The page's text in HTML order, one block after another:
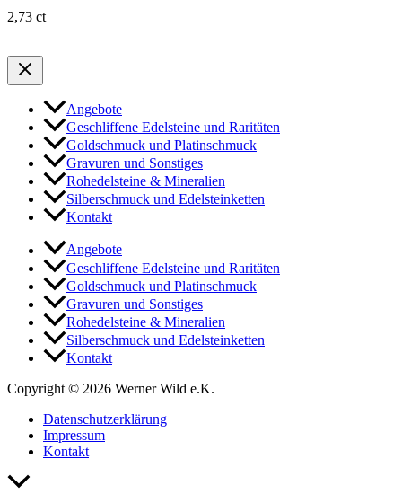
2,73 ct
Angebote
Geschliffene Edelsteine und Raritäten
Goldschmuck und Platinschmuck
Gravuren und Sonstiges
Rohedelsteine & Mineralien
Silberschmuck und Edelsteinketten
Kontakt
Angebote
Geschliffene Edelsteine und Raritäten
Goldschmuck und Platinschmuck
Gravuren und Sonstiges
Rohedelsteine & Mineralien
Silberschmuck und Edelsteinketten
Kontakt
Copyright © 2026 Werner Wild e.K.
Datenschutzerklärung
Impressum
Kontakt